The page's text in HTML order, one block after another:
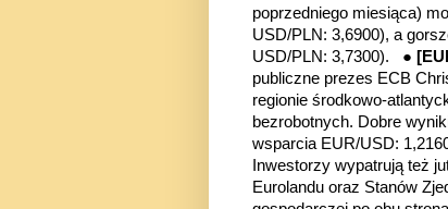
poprzedniego miesiąca)
USD/PLN: 3,6900), a
USD/PLN: 3,7300). ●
publiczne prezes ECB
regionie środkowo-
bezrobotnych. Dobre
wsparcia EUR/USD:
Inwestorzy wypatrują też
Eurolandu oraz Stanów